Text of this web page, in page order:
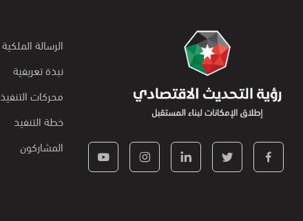
الرسالة الملكية
نبذة تعريفية
محركات التنفيذ
خطة التنفيذ
المشاركون